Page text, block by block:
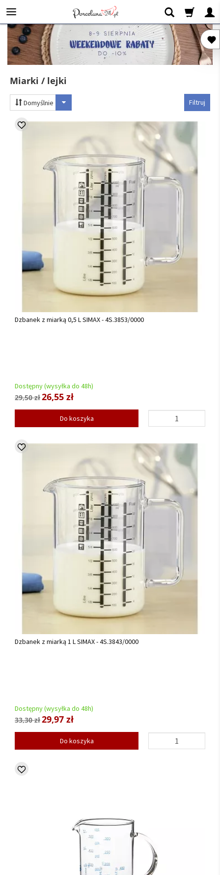
Miarki / lejki
Filtruj
Domyślnie
Dzbanek z miarką 0,5 L SIMAX - 4S.3853/0000
Dostępny (wysyłka do 48h)
29,50 zł26,55 zł
Do koszyka
Dzbanek z miarką 1 L SIMAX - 4S.3843/0000
Dostępny (wysyłka do 48h)
33,30 zł29,97 zł
Do koszyka